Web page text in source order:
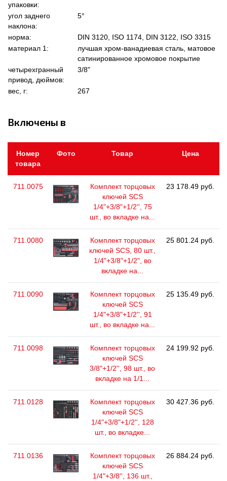
упаковки:
угол заднего
наклона:
5°
норма:
DIN 3120, ISO 1174, DIN 3122, ISO 3315
материал 1:
лучшая хром-ванадиевая сталь, матовое
сатинированное хромовое покрытие
четырехгранный
привод, дюймов:
3/8"
вес, г: 267
Включены в
Номер
товара
Фото Товар Цена
711.0075
Комплект торцовых
ключей SCS
1/4"+3/8"+1/2'', 75
шт., во вкладке на...
23 178.49 руб.
711.0080
Комплект торцовых
ключей SCS, 80 шт.,
1/4"+3/8"+1/2", во
вкладке на...
25 801.24 руб.
711.0090
Комплект торцовых
ключей SCS
1/4"+3/8"+1/2'', 91
шт., во вкладке на...
25 135.49 руб.
711.0098
Комплект торцовых
ключей SCS
3/8"+1/2'', 98 шт., во
вкладке на 1/1...
24 199.92 руб.
711.0128
Комплект торцовых
ключей SCS
1/4"+3/8"+1/2'', 128
шт., во вкладке...
30 427.36 руб.
711.0136
Комплект торцовых
ключей SCS
1/4"+3/8'', 136 шт.,
26 884.24 руб.